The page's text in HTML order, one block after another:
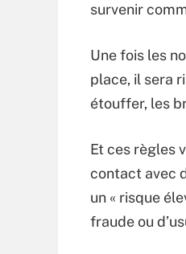
survenir
Une fois les
place, il sera
étouffer, les
Et ces règles
contact avec
un « risque
fraude ou